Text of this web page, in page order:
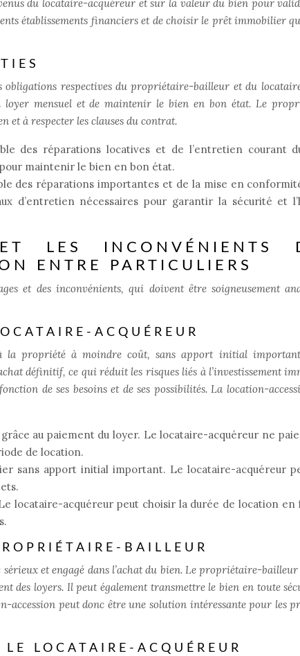
du locataire-acquéreur et sur la valeur du bien pour
établissements financiers et de choisir le prêt immobilier
obligations respectives du propriétaire-bailleur et du
loyer mensuel et de maintenir le bien en bon état. Le
et à respecter les clauses du contrat.
des réparations locatives et de l’entretien courant
maintenir le bien en bon état.
des réparations importantes et de la mise en
d’entretien nécessaires pour garantir la sécurité et
LES INCONVÉNIENTS
ENTRE PARTICULIERS
et des inconvénients, qui doivent être soigneusement
ACQUÉREUR
à la propriété à moindre coût, sans apport initial
définitif, ce qui réduit les risques liés à l’investissement
de ses besoins et de ses possibilités. La location-
au paiement du loyer. Le locataire-acquéreur ne
de location.
sans apport initial important. Le locataire-acquéreur
locataire-acquéreur peut choisir la durée de location en
BAILLEUR
et engagé dans l’achat du bien. Le propriétaire-bailleur
des loyers. Il peut également transmettre le bien en toute
accession peut donc être une solution intéressante pour les
LOCATAIRE-ACQUÉREUR